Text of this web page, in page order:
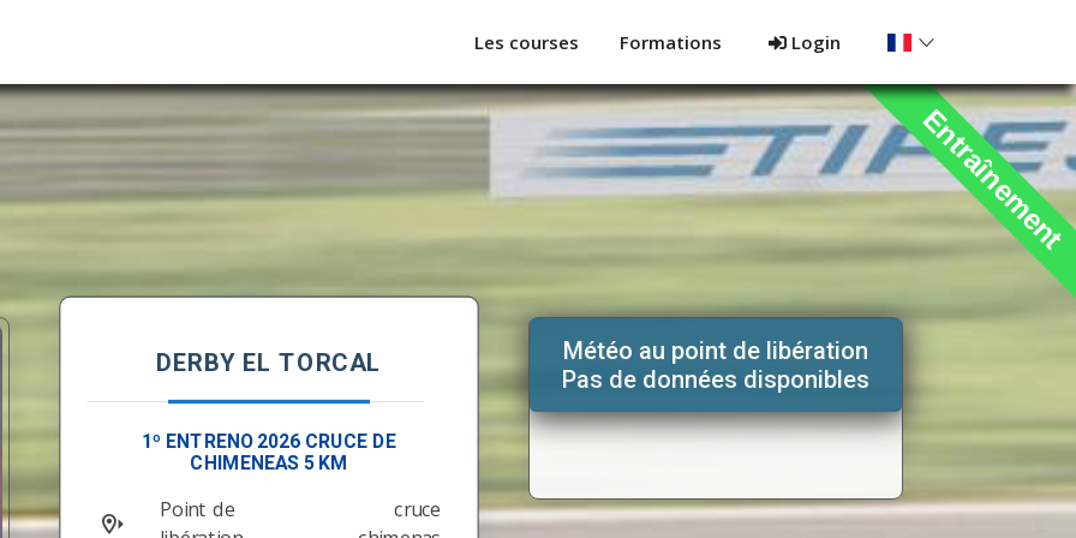
Les courses Formations Login
Entraînement
DERBY EL TORCAL
1º ENTRENO 2026 CRUCE DE
CHIMENEAS 5 KM
Point de cruce
Météo au point de libération
Pas de données disponibles